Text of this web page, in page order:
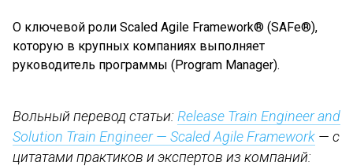
О ключевой роли Scaled Agile Framework® (SAFe®),
которую в крупных компаниях выполняет
руководитель программы (Program Manager).
Вольный перевод статьи: Release Train Engineer and
Solution Train Engineer — Scaled Agile Framework — с
цитатами практиков и экспертов из компаний: